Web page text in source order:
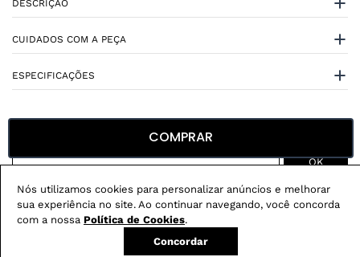
Nós utilizamos cookies para personalizar anúncios e melhorar
sua experiência no site. Ao continuar navegando, você concorda
com a nossa Política de Cookies.
Concordar
DESCRIÇÃO
CUIDADOS COM A PEÇA
ESPECIFICAÇÕES
Não sei meu CEP
COMPRAR